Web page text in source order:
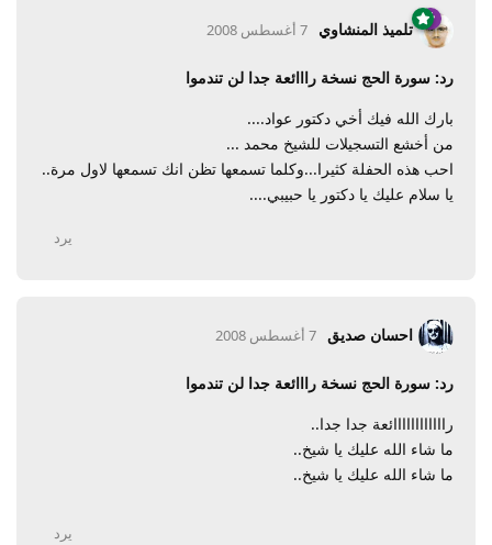
تلميذ المنشاوي 7 أغسطس 2008
رد: سورة الحج نسخة رااائعة جدا لن تندموا
بارك الله فيك أخي دكتور عواد....
من أخشع التسجيلات للشيخ محمد ...
احب هذه الحفلة كثيرا...وكلما تسمعها تظن انك تسمعها لاول مرة..
يا سلام عليك يا دكتور يا حبيبي....
يرد
احسان صديق 7 أغسطس 2008
رد: سورة الحج نسخة رااائعة جدا لن تندموا
راااااااااااائعة جدا جدا..
ما شاء الله عليك يا شيخ..
ما شاء الله عليك يا شيخ..
يرد